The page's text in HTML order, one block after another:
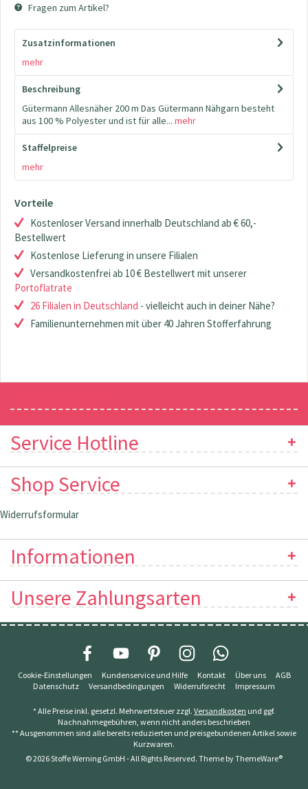
Fragen zum Artikel?
Zusatzinformationen
mehr
Beschreibung
Gütermann Allesnäher 200 m Das Gütermann Nähgarn besteht
aus 100 % Polyester und ist für alle... mehr
Staffelpreise
mehr
Vorteile
Kostenloser Versand innerhalb Deutschland ab € 60,-
Bestellwert
Kostenlose Lieferung in unsere Filialen
Versandkostenfrei ab 10 € Bestellwert mit unserer
Portoflatrate
26 Filialen in Deutschland - vielleicht auch in deiner Nähe?
Familienunternehmen mit über 40 Jahren Stofferfahrung
Service Hotline
Shop Service
Widerrufsformular
Informationen
Unsere Zahlungsarten
Cookie-Einstellungen Kundenservice und Hilfe Kontakt Über uns
AGB
Datenschutz
Versandbedingungen Widerrufsrecht Impressum
* Alle Preise inkl. gesetzl. Mehrwertsteuer zzgl. Versandkosten und ggf.
Nachnahmegebühren, wenn nicht anders beschrieben
** Ausgenommen sind alle bereits reduzierten und preisgebundenen Artikel sowie
Kurzwaren.
© 2026 Stoffe Werning GmbH - All Rights Reserved. Theme byThemeWare®